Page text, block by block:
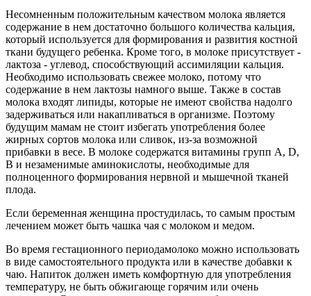
Несомненным положительным качеством молока является
содержание в нем достаточно большого количества кальция,
который используется для формирования и развития костной
ткани будущего ребенка. Кроме того, в молоке присутствует -
лактоза - углевод, способствующий ассимиляции кальция.
Необходимо использовать свежее молоко, потому что
содержание в нем лактозы намного выше. Также в состав
молока входят липиды, которые не имеют свойства надолго
задерживаться или накапливаться в организме. Поэтому
будущим мамам не стоит избегать употребления более
жирных сортов молока или сливок, из-за возможной
прибавки в весе. В молоке содержатся витамины групп A, D,
B и незаменимые аминокислоты, необходимые для
полноценного формирования нервной и мышечной тканей
плода.
Если беременная женщина простудилась, то самым простым
лечением может быть чашка чая с молоком и медом.
Во время гестационного периодамолоко можно использовать
в виде самостоятельного продукта или в качестве добавки к
чаю. Напиток должен иметь комфортную для употребления
температуру, не быть обжигающе горячим или очень